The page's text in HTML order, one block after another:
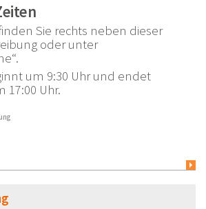
Sie rechts neben dieser
oder unter
um 9:30 Uhr und endet
17:00 Uhr.